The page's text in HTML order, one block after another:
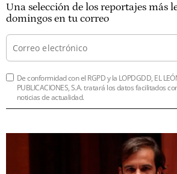
Una selección de los reportajes más
domingos en tu correo
De conformidad con el RGPD y la LOPDGDD, EL
PUBLICACIONES, S.A. tratará los datos facilitados
noticias de actualidad.